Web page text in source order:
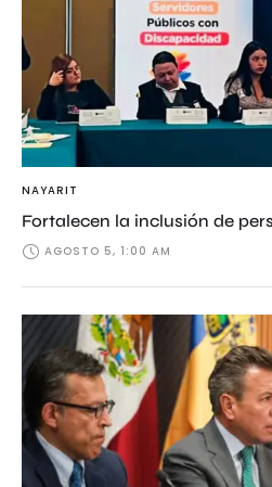
NAYARIT
Fortalecen la inclusión de
AGOSTO 5, 1:00 AM